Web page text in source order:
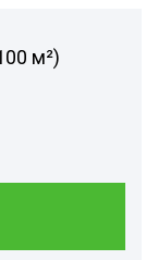
м²)